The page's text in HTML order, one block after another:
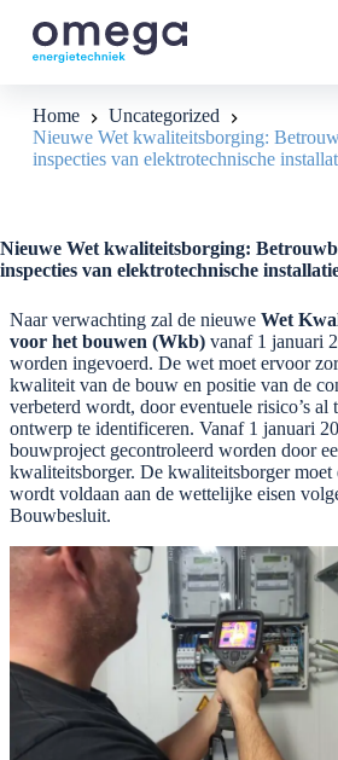
G
n
d
o
u
Home
Uncategorized
Nieuwe Wet kwaliteitsborging:
inspecties van elektrotechnische
Nieuwe Wet kwaliteitsborging:
inspecties van elektrotechnische
Naar verwachting zal de nieuwe Wet
voor het bouwen (Wkb) vanaf 1 januari
worden ingevoerd. De wet moet ervoor
kwaliteit van de bouw en positie van de
verbeterd wordt, door eventuele risico’s al
ontwerp te identificeren. Vanaf 1 januari
bouwproject gecontroleerd worden door
kwaliteitsborger. De kwaliteitsborger moet
wordt voldaan aan de wettelijke eisen
Bouwbesluit.